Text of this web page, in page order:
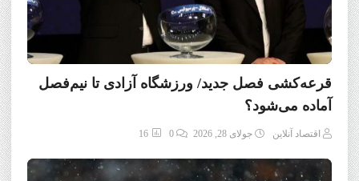
قرعه‎‌کشی فصل جدید/ ورزشگاه آزادی تا نیم‌فصل
آماده می‌شود؟
اقتصاد آنلاین جولای 28, 2026 0
16